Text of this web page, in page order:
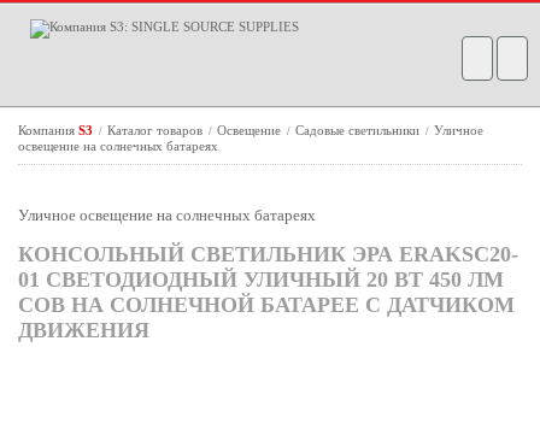
Компания S3 / Каталог товаров / Освещение / Садовые светильники / Уличное
освещение на солнечных батареях
Уличное освещение на солнечных батареях
КОНСОЛЬНЫЙ СВЕТИЛЬНИК ЭРА ERAKSC20-
01 СВЕТОДИОДНЫЙ УЛИЧНЫЙ 20 ВТ 450 ЛМ
COB НА СОЛНЕЧНОЙ БАТАРЕЕ С ДАТЧИКОМ
ДВИЖЕНИЯ